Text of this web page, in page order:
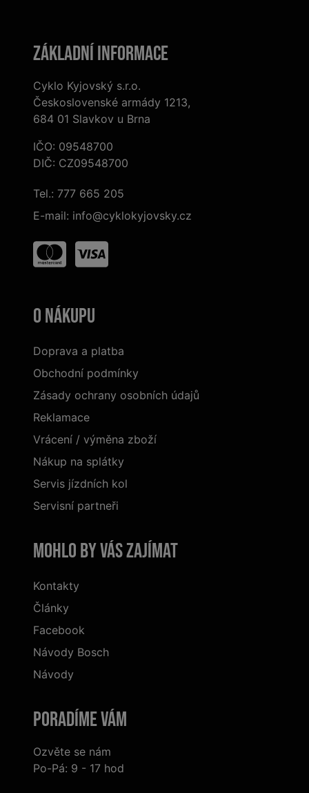
Základní informace
Cyklo Kyjovský s.r.o.
Československé armády 1213,
684 01 Slavkov u Brna
IČO: 09548700
DIČ: CZ09548700
Tel.: 777 665 205
E-mail: info@cyklokyjovsky.cz
O nákupu
Doprava a platba
Obchodní podmínky
Zásady ochrany osobních údajů
Reklamace
Vrácení / výměna zboží
Nákup na splátky
Servis jízdních kol
Servisní partneři
Mohlo by vás zajímat
Kontakty
Články
Facebook
Návody Bosch
Návody
Poradíme Vám
Ozvěte se nám
Po-Pá: 9 - 17 hod